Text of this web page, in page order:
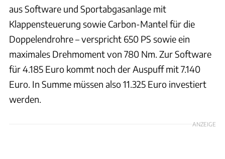
aus Software und Sportabgasanlage mit
Klappensteuerung sowie Carbon-Mantel für die
Doppelendrohre – verspricht 650 PS sowie ein
maximales Drehmoment von 780 Nm. Zur Software
für 4.185 Euro kommt noch der Auspuff mit 7.140
Euro. In Summe müssen also 11.325 Euro investiert
werden.
ANZEIGE